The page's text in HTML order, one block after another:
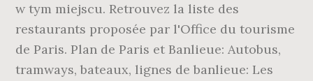
w tym miejscu. Retrouvez la liste des
restaurants proposée par l'Office du tourisme
de Paris. Plan de Paris et Banlieue: Autobus,
tramways, bateaux, lignes de banlieue: Les